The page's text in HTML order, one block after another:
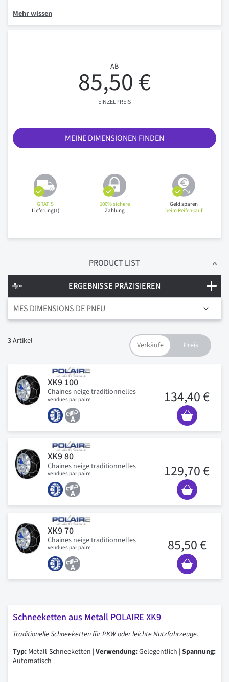
Mehr wissen
AB
85,50 €
EINZELPREIS
MEINE DIMENSIONEN FINDEN
GRATIS
Lieferung(1)
100% sichere
Zahlung
Geld sparen
beim Reifenkauf
PRODUCT LIST
MES DIMENSIONS DE PNEU
3Artikel
XK9 100
Chaines neige traditionnelles
vendues par paire 134,40 €
XK9 80
Chaines neige traditionnelles
vendues par paire 129,70 €
XK9 70
Chaines neige traditionnelles
vendues par paire 85,50 €
ERGEBNISSE PRÄZISIEREN
Schneeketten aus Metall POLAIRE XK9
Traditionelle Schneeketten für PKW oder leichte Nutzfahrzeuge.
Typ: Metall-Schneeketten | Verwendung:Gelegentlich | Spannung:
Automatisch